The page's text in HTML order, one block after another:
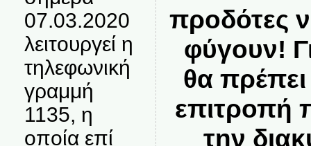
07.03.2020
λειτουργεί η
τηλεφωνική
γραμμή
1135, η
οποία επί
προδότες
φύγουν!
θα
επιτροπή
την